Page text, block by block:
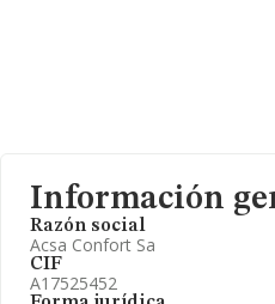
Información
Razón social
Acsa Confort Sa
CIF
A17525452